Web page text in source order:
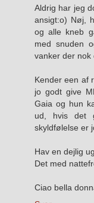
Aldrig har jeg
ansigt:o) Nøj,
og alle kneb
med snuden
vanker der nok
Kender een af
jo godt give
Gaia og hun
ud, hvis det
skyldfølelse er
Hav en dejlig
Det med
Ciao bella